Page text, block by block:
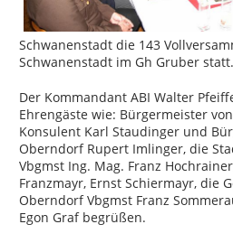
Schwanenstadt die 143
Schwanenstadt im Gh Gruber statt.
Der Kommandant ABI Walter
Ehrengäste wie: Bürgermeister
Konsulent Karl Staudinger und
Oberndorf Rupert Imlinger, die
Vbgmst Ing. Mag. Franz
Franzmayr, Ernst Schiermayr, die
Oberndorf Vbgmst Franz
Egon Graf begrüßen.